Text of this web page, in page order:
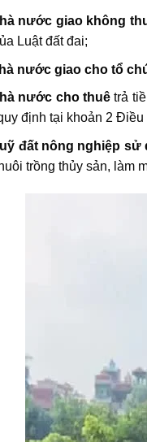
nước giao không
Luật đất đai;
nước giao cho tổ
nước cho thuê trả
định tại khoản 2 Điều
đất nông nghiệp sử
trồng thủy sản,